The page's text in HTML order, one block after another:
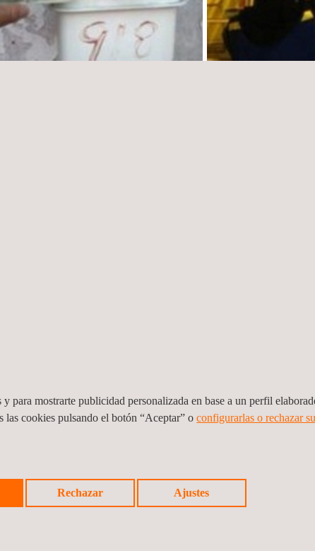
de auditorías y diagnósticos
a las PYMES colombianas de
industrial y de Ser
para mostrarte publicidad personalizada en base a un perfil
las cookies pulsando el botón “Aceptar” oconfigurarlas o rechazar
Rechazar Ajustes